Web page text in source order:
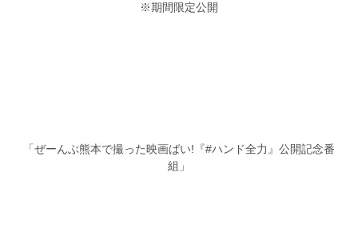
※期間限定公開
「ぜーんぶ熊本で撮った映画ばい!『#ハンド全力』公開記念番
組」